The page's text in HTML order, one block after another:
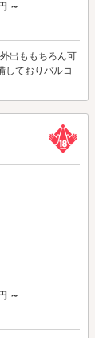
～
出ももちろん可
しておりバルコ
～